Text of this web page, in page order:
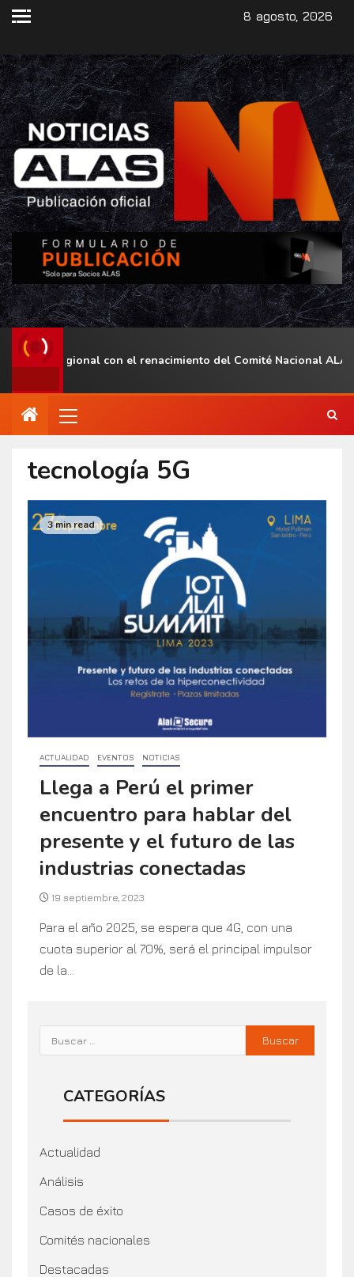
8 agosto, 2026
regional con el renacimiento del Comité Nacional ALAS
tecnología 5G
3 min read
ACTUALIDAD EVENTOS NOTICIAS
Llega a Perú el primer
encuentro para hablar del
presente y el futuro de las
industrias conectadas
19 septiembre, 2023
Para el año 2025, se espera que 4G, con una
cuota superior al 70%, será el principal impulsor
de la...
CATEGORÍAS
Actualidad
Análisis
Casos de éxito
Comités nacionales
Destacadas